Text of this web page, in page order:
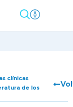
clínicas
de los